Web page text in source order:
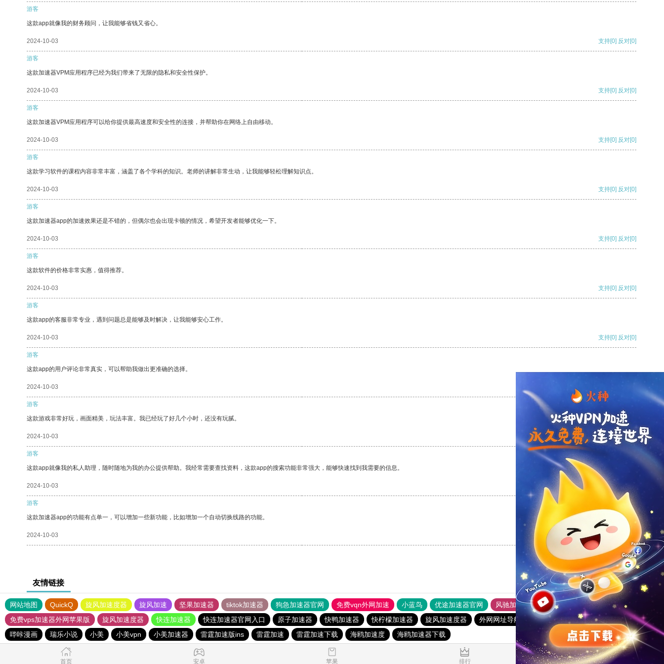
游客
这款app就像我的财务顾问，让我能够省钱又省心。
2024-10-03 支持[0] 反对[0]
游客
这款加速器VPM应用程序已经为我们带来了无限的隐私和安全性保护。
2024-10-03 支持[0] 反对[0]
游客
这款加速器VPM应用程序可以给你提供最高速度和安全性的连接，并帮助你在网络上自由移动。
2024-10-03 支持[0] 反对[0]
游客
这款学习软件的课程内容非常丰富，涵盖了各个学科的知识。老师的讲解非常生动，让我能够轻松理解知识点。
2024-10-03 支持[0] 反对[0]
游客
这款加速器app的加速效果还是不错的，但偶尔也会出现卡顿的情况，希望开发者能够优化一下。
2024-10-03 支持[0] 反对[0]
游客
这款软件的价格非常实惠，值得推荐。
2024-10-03 支持[0] 反对[0]
游客
这款app的客服非常专业，遇到问题总是能够及时解决，让我能够安心工作。
2024-10-03 支持[0] 反对[0]
游客
这款app的用户评论非常真实，可以帮助我做出更准确的选择。
2024-10-03
游客
这款游戏非常好玩，画面精美，玩法丰富。我已经玩了好几个小时，还没有玩腻。
2024-10-03 支持 [0] 反对[0]
游客
这款app就像我的私人助理，随时随地为我的办公提供帮助。我经常需要查找资料，这款app的搜索功能非常强大，能够快速找到我需要的信息。
2024-10-03 支持[0] 反对
游客
这款加速器app的功能有点单一，可以增加一些新功能，比如增加一个自动切换线路的功能。
2024-10-03 支持[0] 反对[0]
友情链接
网站地图 QuickQ 旋风加速度器 旋风加速 坚果加速器 tiktok加速器 狗急加速器官网 免费vqn外网加速 小蓝鸟 优途加速器官网 风驰加速器
旋风加速器
免费vps加速器外网苹果版
旋风加速度器 快连加速器 快连加速器官网入口 原子加速器 快鸭加速器 快柠檬加速器 旋风加速度器 外网网址导航 软件中心 雷霆加速
狂飙加速器
哔咔漫画
瑞乐小说 小美 小美vpn 小美加速器 雷霆加速版ins 雷霆加速 雷霆加速下载 海鸥加速度 海鸥加速器下载
首页 安卓 苹果 排行 推荐